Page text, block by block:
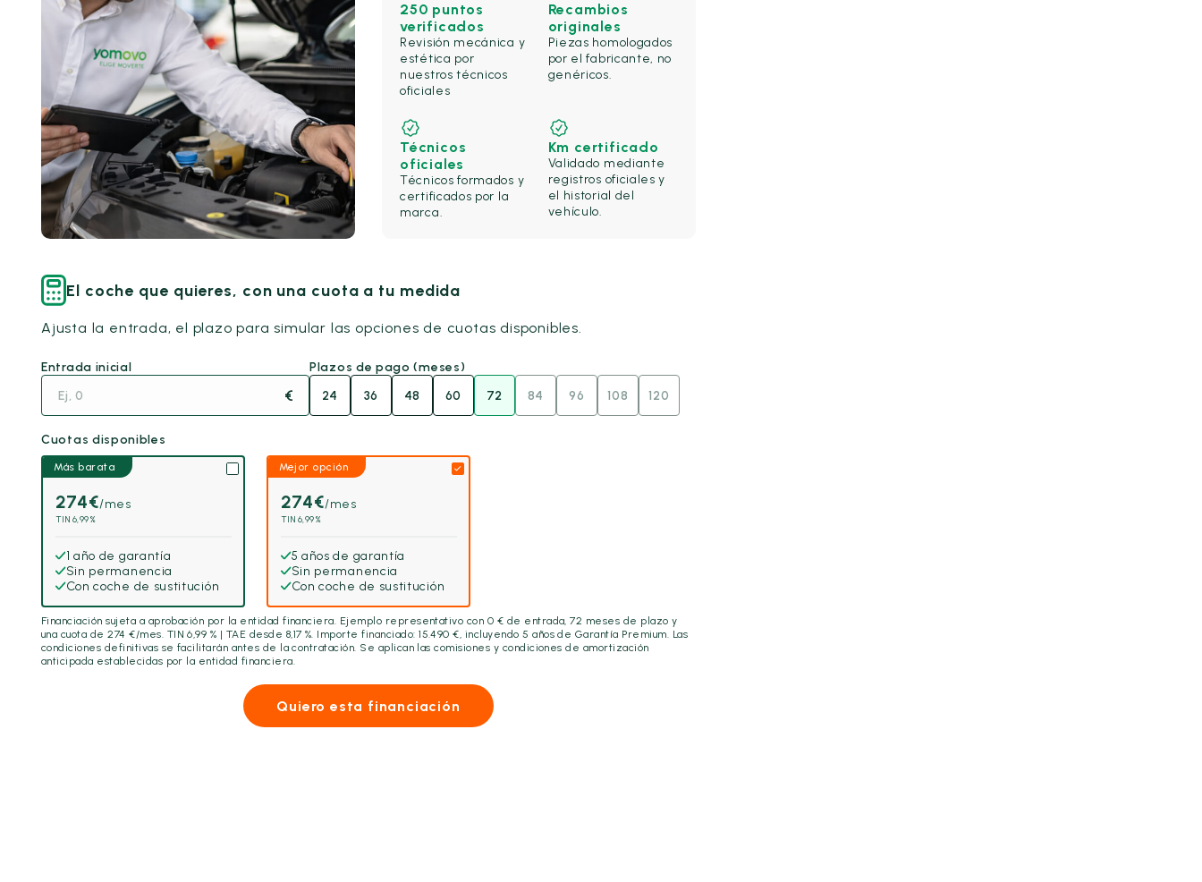
250 puntos
verificados
Revisión mecánica y
estética por
nuestros técnicos
oficiales
Recambios
originales
Piezas homologados
por el fabricante, no
genéricos.
Técnicos
oficiales
Técnicos formados y
certificados por la
marca.
Km certificado
Validado mediante
registros oficiales y
el historial del
vehículo.
El coche que quieres, con una cuota a tu medida
Ajusta la entrada, el plazo para simular las opciones de cuotas disponibles.
Entrada inicial
€
Plazos de pago (meses)
24
36 48 60 72 84 96 108 120
Cuotas disponibles
Más barata
274€/mes
TIN 6,99%
1 año de garantía
Sin permanencia
Con coche de sustitución
Mejor opción
274€/mes
TIN 6,99%
5 años de garantía
Sin permanencia
Con coche de sustitución
Financiación sujeta a aprobación por la entidad financiera. Ejemplo representativo con 0 € de entrada,72 meses de plazo y
una cuota de274 €/mes. TIN 6,99 % | TAE desde 8,17 %. Importe financiado:15.490 €, incluyendo5 años de Garantía Premium. Las
condiciones definitivas se facilitarán antes de la contratación. Se aplican las comisiones y condiciones de amortización
anticipada establecidas por la entidad financiera.
Quiero esta financiación